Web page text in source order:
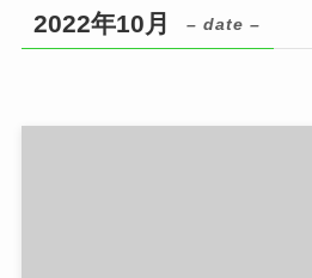
2022年10月 – date –